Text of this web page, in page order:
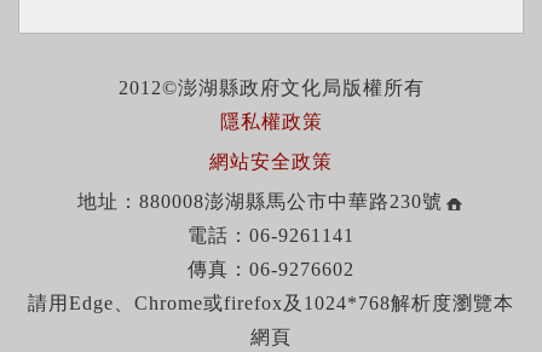
2012©澎湖縣政府文化局版權所有
隱私權政策
網站安全政策
地址：880008澎湖縣馬公市中華路230號
電話：06-9261141
傳真：06-9276602
請用Edge、Chrome或firefox及1024*768解析度瀏覽本
網頁